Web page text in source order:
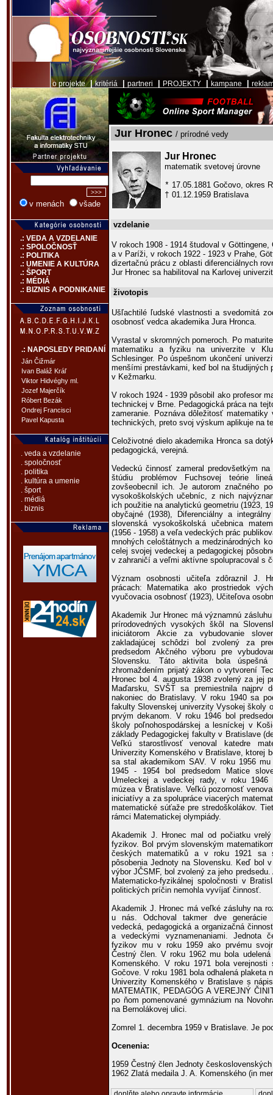
o projekte|kritériá partneri PROJEKTY kampane
v menách všade
.: VEDA A VZDELANIE
.: SPOLOČNOSŤ
.: POLITIKA
.: UMENIE A KULTÚRA
.: ŠPORT
.: MÉDIÁ
.: BIZNIS A PODNIKANIE
.: NAPOSLEDY PRIDANÍ
Ján Čižmár
Ivan Baláž Kráľ
Viktor Hidvéghy ml.
Jozef Majerčík
Róbert Bezák
Ondrej Francisci
Pavel Kapusta
. veda a vzdelanie
. spoločnosť
. politika
. kultúra a umenie
. šport
. médiá
. biznis
Jur Hronec / prírodné vedy
Jur Hronec
matematik svetovej úrovne
* 17.05.1881 Gočovo, okres
† 01.12.1959 Bratislava
vzdelanie
V rokoch 1908 - 1914 študoval v
a v Paríži, v rokoch 1922 - 1923 v Prahe,
dizertačnú prácu z oblasti diferenciálnych
Jur Hronec sa habilitoval na Karlovej
životopis
Ušľachtilé ľudské vlastnosti a svedomitá
osobnosť vedca akademika Jura Hronca.
Vyrastal v skromných pomeroch. Po
matematiku a fyziku na univerzite v
Schlesinger. Po úspešnom ukončení
menšími prestávkami, keď bol na študijných
v Kežmarku.
V rokoch 1924 - 1939 pôsobil ako profesor
technickej v Brne. Pedagogická práca na
zameranie. Poznáva dôležitosť
technických, preto svoj výskum aplikuje na
Celoživotné dielo akademika Hronca sa
pedagogická, verejná.
Vedeckú činnosť zameral predovšetkým
štúdiu problémov Fuchsovej teórie
zovšeobecnil ich. Je autorom značného
vysokoškolských učebníc, z nich
ich použitie na analytickú geometriu (1923,
obyčajné (1938), Diferenciálny a
slovenská vysokoškolská učebnica
(1956 - 1958) a veľa vedeckých prác
mnohých celoštátnych a medzinárodných
celej svojej vedeckej a pedagogickej
v zahraničí a veľmi aktívne spolupracoval s
Význam osobnosti učiteľa zdôraznil J.
prácach: Matematika ako prostriedok
vyučovacia osobnosť (1923), Učiteľova
Akademik Jur Hronec má významnú
prírodovedných vysokých škôl na
iniciátorom Akcie za vybudovanie
zakladajúcej schôdzi bol zvolený za
predsedom Akčného výboru pre
Slovensku. Táto aktivita bola
zhromaždením prijatý zákon o vytvorení
Hronec bol 4. augusta 1938 zvolený za jej
Maďarsku, SVŠT sa premiestnila najprv
nakoniec do Bratislavy. V roku 1940 sa
fakulty Slovenskej univerzity Vysokej školy
prvým dekanom. V roku 1946 bol
školy poľnohospodárskej a lesníckej v
základy Pedagogickej fakulty v Bratislave
Veľkú starostlivosť venoval katedre
Univerzity Komenského v Bratislave, ktorej
sa stal akademikom SAV. V roku 1956
1945 - 1954 bol predsedom Matice
Umeleckej a vedeckej rady, v roku 1946
múzea v Bratislave. Veľkú pozornosť
iniciatívy a za spolupráce viacerých
matematické súťaže pre stredoškolákov.
rámci Matematickej olympiády.
Akademik J. Hronec mal od počiatku
fyzikov. Bol prvým slovenským
českých matematiků a v roku 1921 sa
pôsobenia Jednoty na Slovensku. Keď bol
výbor JČSMF, bol zvolený za jeho
Matematicko-fyzikálnej spoločnosti v
politických príčin nemohla vyvíjať činnosť.
Akademik J. Hronec má veľké zásluhy na
u nás. Odchoval takmer dve generácie
vedecká, pedagogická a organizačná
a vedeckými vyznamenaniami. Jednota
fyzikov mu v roku 1959 ako prvému
Čestný člen. V roku 1962 mu bola
Komenského. V roku 1971 bola
Gočove. V roku 1981 bola odhalená plaketa
Univerzity Komenského v Bratislave s
MATEMATIK, PEDAGÓG A VEREJNÝ
po ňom pomenované gymnázium na
na Bernolákovej ulici.
Zomrel 1. decembra 1959 v Bratislave. Je
Ocenenia:
1959 Čestný člen Jednoty
1962 Zlatá medaila J. A. Komenského (in